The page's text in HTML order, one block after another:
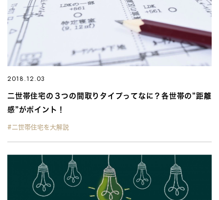
2018.12.03
二世帯住宅の３つの間取りタイプってなに？各世帯の”距離
感”がポイント！
#二世帯住宅を大解説